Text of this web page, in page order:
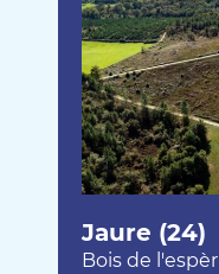
Jaure (24)
Bois de l'espèr